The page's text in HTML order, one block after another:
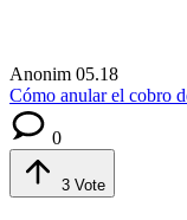
Anonim 05.18
Cómo anular el cobro
0
3 Vote